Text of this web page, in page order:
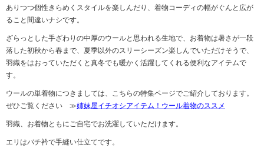
ありつつ個性きらめくスタイルを楽しんだり、着物コーディの幅がぐんと広が
ること間違いナシです。
ざらっとした手ざわりの中厚のウールと思われる生地で、お着物は暑さが一段
落した初秋から春まで、夏季以外のスリーシーズン楽しんでいただけそうで、
羽織をはおっていただくと真冬でも暖かく活躍してくれる便利なアイテムで
す。
ウールの単着物につきましては、こちらの特集ページでご紹介しております。
ぜひご覧ください ≫姉妹屋イチオシアイテム！ウール着物のススメ
羽織、お着物ともにご自宅でお洗濯していただけます。
エリはバチ衿で手縫い仕立てです。